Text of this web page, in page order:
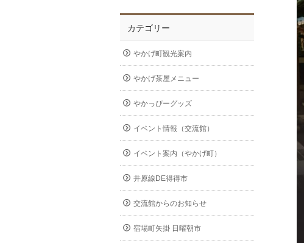
カテゴリー
やかげ町観光案内
やかげ茶屋メニュー
やかっぴーグッズ
イベント情報（交流館）
イベント案内（やかげ町）
井原線DE得得市
交流館からのお知らせ
宿場町矢掛 日曜朝市